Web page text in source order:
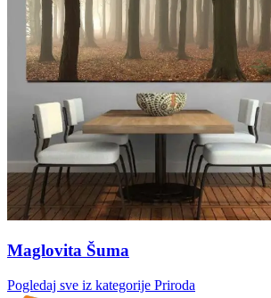
Maglovita Šuma
Pogledaj sve iz kategorije Priroda